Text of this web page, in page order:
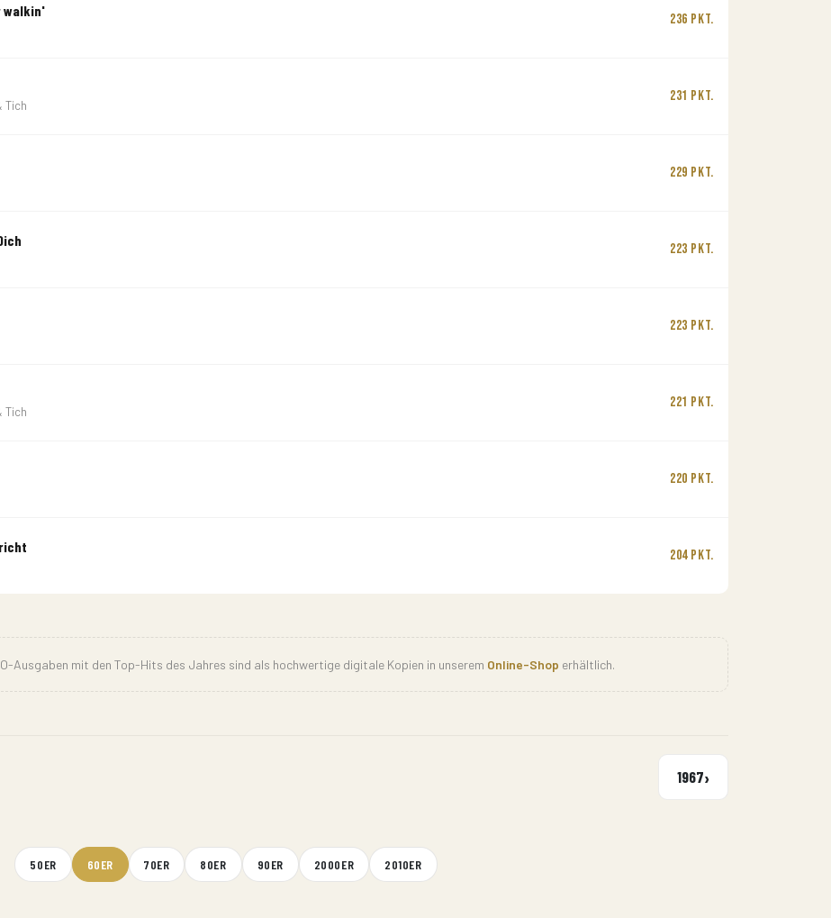
walkin'
236 Pkt.
Tich
231 Pkt.
229 Pkt.
223 Pkt.
223 Pkt.
Tich
221 Pkt.
220 Pkt.
204 Pkt.
Ausgaben mit den Top-Hits des Jahres sind als hochwertige digitale Kopien in unserem Online-Shop erhältlich.
1967›
50ER 60ER 70ER 80ER 90ER 2000ER 2010ER